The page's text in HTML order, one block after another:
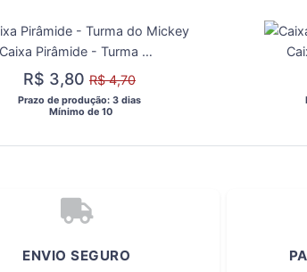
Caixa Pirâmide - Turma do Mickey
R$ 3,80 R$ 4,70
Prazo de produção: 3 dias
  Mínimo de 10
ENVIO SEGURO